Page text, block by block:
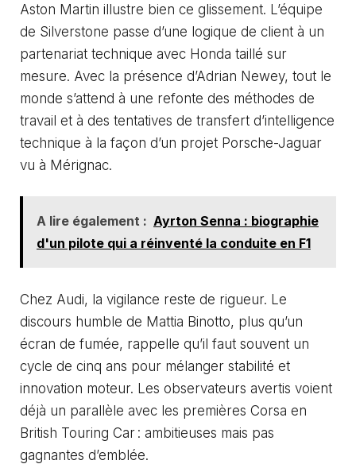
Aston Martin illustre bien ce glissement. L’équipe
de Silverstone passe d’une logique de client à un
partenariat technique avec Honda taillé sur
mesure. Avec la présence d’Adrian Newey, tout le
monde s’attend à une refonte des méthodes de
travail et à des tentatives de transfert d’intelligence
technique à la façon d’un projet Porsche-Jaguar
vu à Mérignac.
A lire également : Ayrton Senna : biographie
d'un pilote qui a réinventé la conduite en F1
Chez Audi, la vigilance reste de rigueur. Le
discours humble de Mattia Binotto, plus qu’un
écran de fumée, rappelle qu’il faut souvent un
cycle de cinq ans pour mélanger stabilité et
innovation moteur. Les observateurs avertis voient
déjà un parallèle avec les premières Corsa en
British Touring Car : ambitieuses mais pas
gagnantes d’emblée.